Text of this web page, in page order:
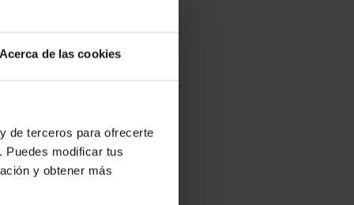
Acerca de las cookies
de terceros para ofrecerte
Puedes modificar tus
y obtener más